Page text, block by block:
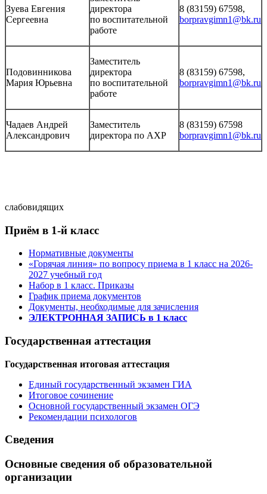
Зуева Евгения
Сергеевна
директора
по воспитательной
работе
8 (83159) 67598,
borpravgimn1@bk.ru
Подовинникова
Мария Юрьевна
Заместитель
директора
по воспитательной
работе
8 (83159) 67598,
borpravgimn1@bk.ru
Чадаев Андрей
Александрович
Заместитель
директора по АХР
8 (83159) 67598
borpravgimn1@bk.ru
слабовидящих
Приём в 1-й класс
Нормативные документы
«Горячая линия» по вопросу приема в 1 класс на 2026-
2027 учебный год
Набор в 1 класс. Приказы
График приема документов
Документы, необходимые для зачисления
ЭЛЕКТРОННАЯ ЗАПИСЬ в 1 класс
Государственная аттестация
Государственная итоговая аттестация
Единый государственный экзамен ГИА
Итоговое сочинение
Основной государственный экзамен ОГЭ
Рекомендации психологов
Сведения
Основные сведения об образовательной
организации